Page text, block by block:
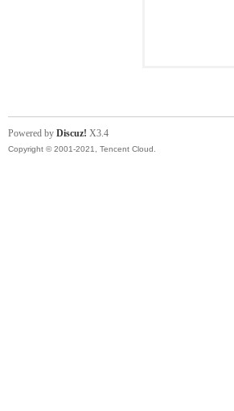
Powered by Discuz! X3.4
Copyright © 2001-2021, Tencent Cloud.